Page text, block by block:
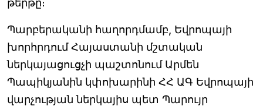
թերթը։
Պարբերականի հաղորդմամբ, Եվրոպայի
խորհրդում Հայաստանի մշտական
ներկայացուցչի պաշտոնում Արմեն
Պապիկյանին կփոխարինի ՀՀ ԱԳ Եվրոպայի
վարչության ներկայիս պետ Պարույր